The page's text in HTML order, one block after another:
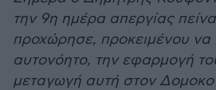
την 9η ημέρα απεργίας
προχώρησε, προκειμένου να
αυτονόητο, την εφαρμογή
μεταγωγή αυτή στον Δομοκο